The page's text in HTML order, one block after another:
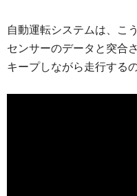
自動運転システムは、こ
センサーのデータと突合
キープしながら走行するの